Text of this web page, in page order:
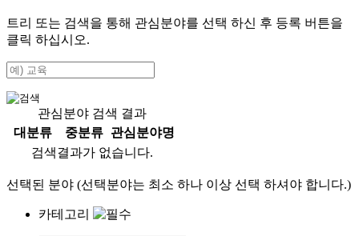
트리 또는 검색을 통해 관심분야를 선택 하신 후 등록 버튼을
클릭 하십시오.
관심분야 검색 결과
대분류
중분류
관심분야명
검색결과가 없습니다.
선택된 분야 (선택분야는 최소 하나 이상 선택 하셔야 합니다.)
카테고리